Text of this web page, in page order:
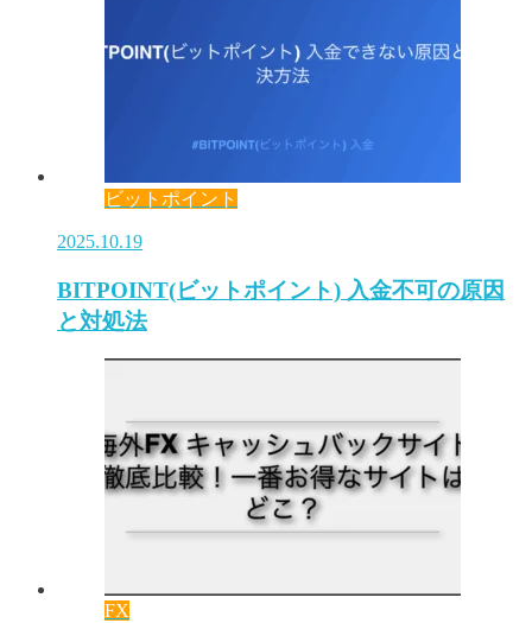
ビットポイント
2025.10.19
BITPOINT(ビットポイント) 入金不可の原因
と対処法
FX